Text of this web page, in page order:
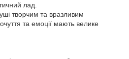
лад.
творчим та вразливим
та емоції мають велике